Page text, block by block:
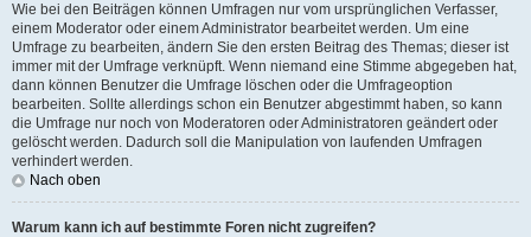
Wie bei den Beiträgen können Umfragen nur vom ursprünglichen Verfasser,
einem Moderator oder einem Administrator bearbeitet werden. Um eine
Umfrage zu bearbeiten, ändern Sie den ersten Beitrag des Themas; dieser ist
immer mit der Umfrage verknüpft. Wenn niemand eine Stimme abgegeben hat,
dann können Benutzer die Umfrage löschen oder die Umfrageoption
bearbeiten. Sollte allerdings schon ein Benutzer abgestimmt haben, so kann
die Umfrage nur noch von Moderatoren oder Administratoren geändert oder
gelöscht werden. Dadurch soll die Manipulation von laufenden Umfragen
verhindert werden.
Nach oben
Warum kann ich auf bestimmte Foren nicht zugreifen?